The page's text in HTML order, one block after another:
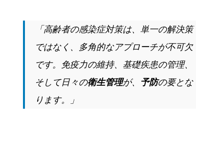
「高齢者の感染症対策は、単一の解決策
ではなく、多角的なアプローチが不可欠
です。免疫力の維持、基礎疾患の管理、
そして日々の衛生管理が、 予防の要とな
ります。」